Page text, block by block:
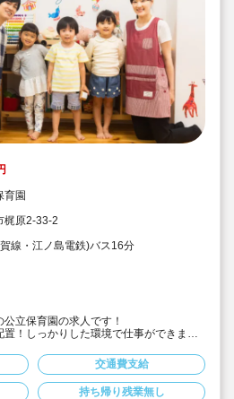
育園
梶原2-33-2
線・江ノ島電鉄)バス16分
立保育園の求人です！
！しっかりした環境で仕事ができま
験をできる貴重な機会です。
フルタイム、フルシフトの求人です。
交通費支給
持ち帰り残業無し